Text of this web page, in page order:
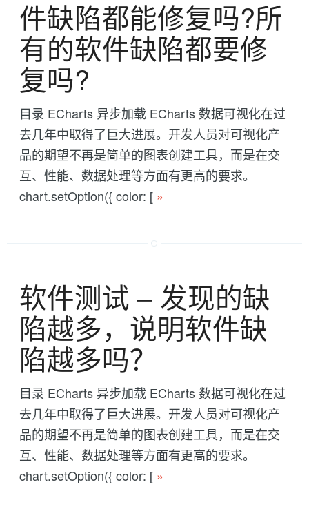
件缺陷都能修复吗?所
有的软件缺陷都要修
复吗?
目录 ECharts 异步加载 ECharts 数据可视化在过
去几年中取得了巨大进展。开发人员对可视化产
品的期望不再是简单的图表创建工具，而是在交
互、性能、数据处理等方面有更高的要求。
chart.setOption({ color: [ »
软件测试 -- 发现的缺
陷越多，说明软件缺
陷越多吗？
目录 ECharts 异步加载 ECharts 数据可视化在过
去几年中取得了巨大进展。开发人员对可视化产
品的期望不再是简单的图表创建工具，而是在交
互、性能、数据处理等方面有更高的要求。
chart.setOption({ color: [ »